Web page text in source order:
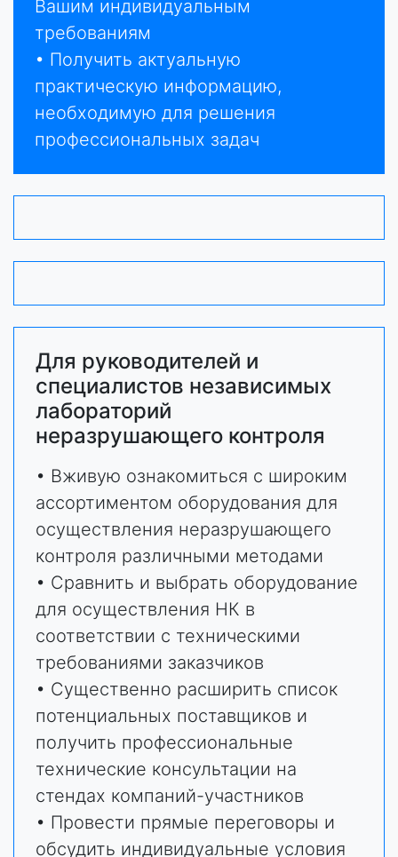
Вашим индивидуальным
требованиям
• Получить актуальную
практическую информацию,
необходимую для решения
профессиональных задач
Для руководителей и
специалистов независимых
лабораторий
неразрушающего контроля
• Вживую ознакомиться с широким
ассортиментом оборудования для
осуществления неразрушающего
контроля различными методами
• Сравнить и выбрать оборудование
для осуществления НК в
соответствии с техническими
требованиями заказчиков
• Существенно расширить список
потенциальных поставщиков и
получить профессиональные
технические консультации на
стендах компаний-участников
• Провести прямые переговоры и
обсудить индивидуальные условия